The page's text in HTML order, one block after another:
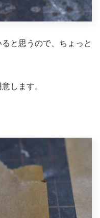
と思うので、ちょっと
します。